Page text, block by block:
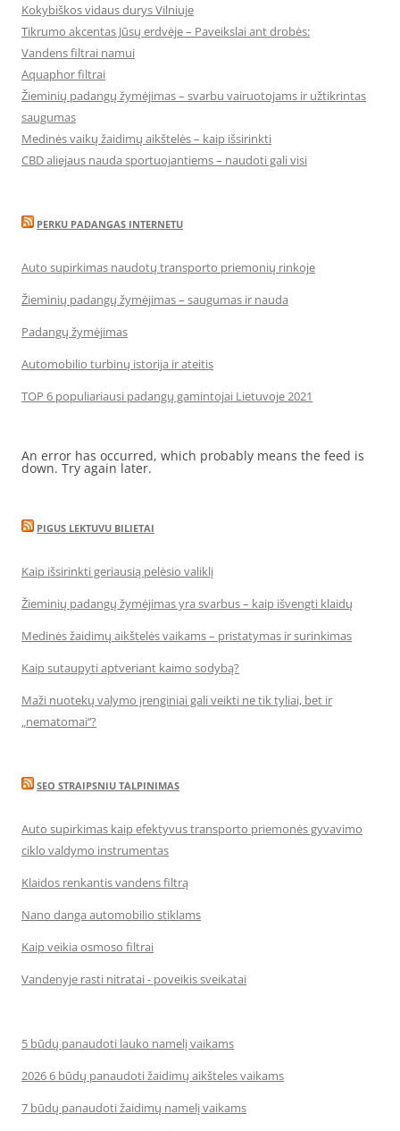
Kokybiškos vidaus durys Vilniuje
Tikrumo akcentas Jūsų erdvėje – Paveikslai ant drobės:
Vandens filtrai namui
Aquaphor filtrai
Žieminių padangų žymėjimas – svarbu vairuotojams ir užtikrintas
saugumas
Medinės vaikų žaidimų aikštelės – kaip išsirinkti
CBD aliejaus nauda sportuojantiems – naudoti gali visi
PERKU PADANGAS INTERNETU
Auto supirkimas naudotų transporto priemonių rinkoje
Žieminių padangų žymėjimas – saugumas ir nauda
Padangų žymėjimas
Automobilio turbinų istorija ir ateitis
TOP 6 populiariausi padangų gamintojai Lietuvoje 2021
An error has occurred, which probably means the feed is
down. Try again later.
PIGUS LEKTUVU BILIETAI
Kaip išsirinkti geriausią pelėsio valiklį
Žieminių padangų žymėjimas yra svarbus – kaip išvengti klaidų
Medinės žaidimų aikštelės vaikams – pristatymas ir surinkimas
Kaip sutaupyti aptveriant kaimo sodybą?
Maži nuotekų valymo įrenginiai gali veikti ne tik tyliai, bet ir
„nematomai‘‘?
SEO STRAIPSNIU TALPINIMAS
Auto supirkimas kaip efektyvus transporto priemonės gyvavimo
ciklo valdymo instrumentas
Klaidos renkantis vandens filtrą
Nano danga automobilio stiklams
Kaip veikia osmoso filtrai
Vandenyje rasti nitratai - poveikis sveikatai
5 būdų panaudoti lauko namelį vaikams
2026 6 būdų panaudoti žaidimų aikšteles vaikams
7 būdų panaudoti žaidimų namelį vaikams